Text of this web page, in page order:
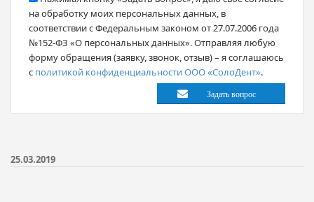
на обработку моих персональных данных, в
соответствии с Федеральным законом от 27.07.2006 года
№152-ФЗ «О персональных данных». Отправляя любую
форму обращения (заявку, звонок, отзыв) – я соглашаюсь
с политикой конфиденциальности ООО «СолоДент».
25.03.2019